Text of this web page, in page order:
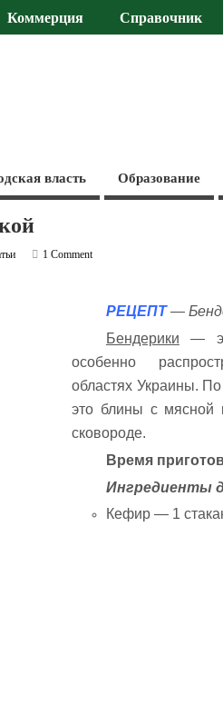
Коммерция Справочник
власть Образование
1 Comment
РЕЦЕПТ—
Бендерики —
особенно
областях Украины.
это блины с мясной
сковороде.
Время
Ингредиенты
Кефир — 1